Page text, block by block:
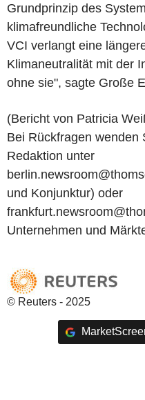
Grundprinzip des
klimafreundliche
VCI verlangt eine
Klimaneutralität mit der
ohne sie", sagte Große
(Bericht von Patricia
Bei Rückfragen wenden
Redaktion unter
und Konjunktur) oder
Unternehmen und
© Reuters - 2025